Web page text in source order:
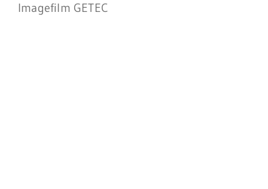
Imagefilm GETEC